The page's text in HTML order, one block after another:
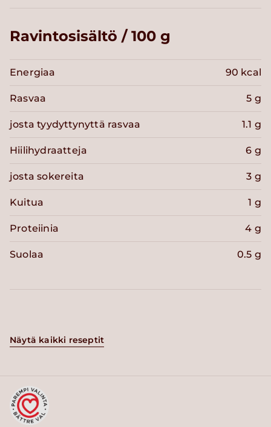
Ravintosisältö / 100 g
Energiaa 90 kcal
Rasvaa 5 g
josta tyydyttynyttä rasvaa 1.1 g
Hiilihydraatteja 6 g
josta sokereita 3 g
Kuitua 1 g
Proteiinia 4 g
Suolaa 0.5 g
Näytä kaikki reseptit